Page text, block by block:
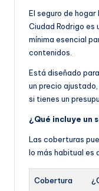
El seguro de
Ciudad Rodrigo es
mínima esencial
contenidos.
Está diseñado
un precio
si tienes un
¿Qué incluye un
Las coberturas
lo más habitual es
Cobertura